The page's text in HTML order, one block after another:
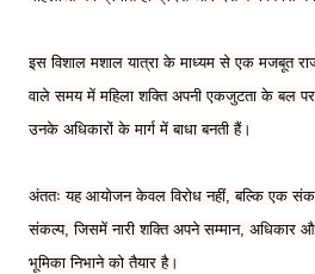
इस विशाल मशाल यात्रा के माध्यम से एक मजबूत
वाले समय में महिला शक्ति अपनी एकजुटता के बल
उनके अधिकारों के मार्ग में बाधा बनती हैं।
अंततः यह आयोजन केवल विरोध नहीं, बल्कि एक
संकल्प, जिसमें नारी शक्ति अपने सम्मान, अधिकार और
भूमिका निभाने को तैयार है।